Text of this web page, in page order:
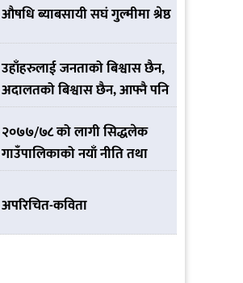
औषधि ब्याबसायी सघं गुल्मीमा श्रेष्ठ
उहाँहरुलाई जनताको बिश्वास छैन,
अदालतको बिश्वास छैन, आफ्नै पनि
बिश्वास छैन त्यसैले आतिरहनु
भएको छ
२०७७/७८ को लागी सिद्धलेक
गाउँपालिकाको नयाँ नीति तथा
कार्यक्रम यस्तो छ ।
अपरिचित-कविता